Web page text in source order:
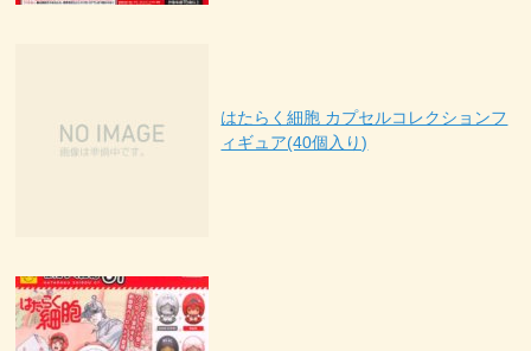
はたらく細胞 カプセルコレクションフ
ィギュア(40個入り)